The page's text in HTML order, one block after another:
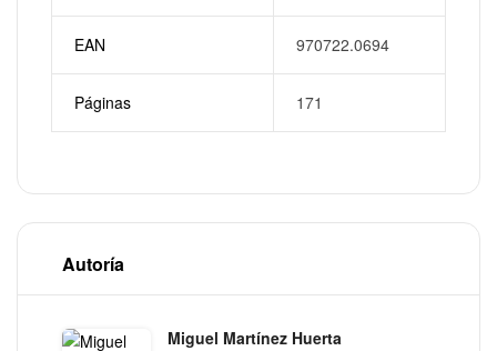
EAN 970722.0694
Páginas 171
Autoría
Miguel Martínez Huerta